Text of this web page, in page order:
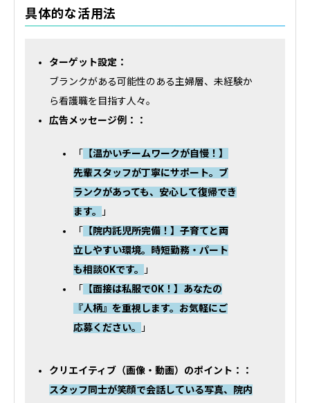
具体的な活用法
ターゲット設定：
ブランクがある可能性のある主婦層、未経験か
ら看護職を目指す人々。
広告メッセージ例：：
「
【温かいチームワークが自慢！】
先輩スタッフが丁寧にサポート。ブ
ランクがあっても、安心して復帰でき
ます。
」
「
【院内託児所完備！】子育てと両
立しやすい環境。時短勤務・パート
も相談OKです。
」
「
【面接は私服でOK！】あなたの
『人柄』を重視します。お気軽にご
応募ください。
」
クリエイティブ（画像・動画）のポイント：：
スタッフ同士が笑顔で会話している写真、院内